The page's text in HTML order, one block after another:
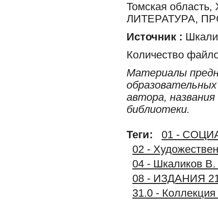
Томская
ЛИТЕРАТУРА,
Источник :
Количество
Материалы
автора,
библиотеки.
Теги:
01 -
02 -
04 - Шкаликов В.
08 - ИЗДАНИЯ
31.0 -